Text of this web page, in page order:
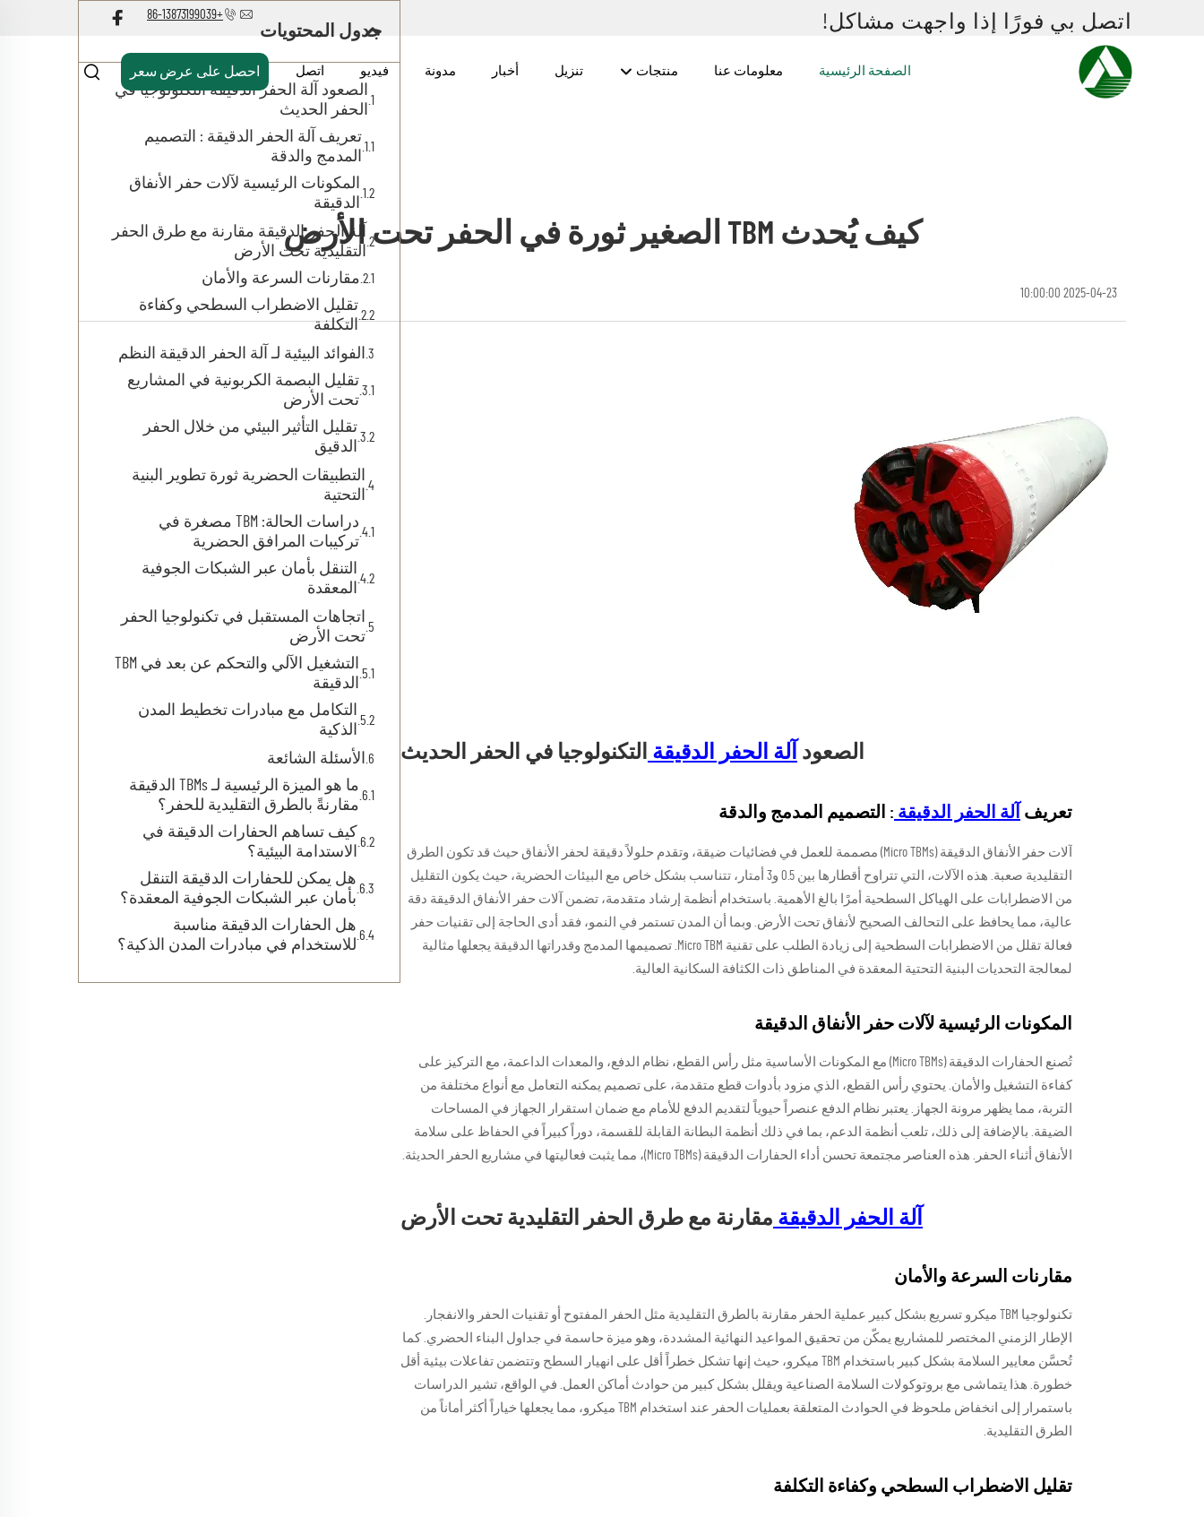
اتصل بي فورًا إذا واجهت مشاكل! +86-13873199039
الصفحة الرئيسية معلومات عنا منتجات تنزيل أخبار مدونة فيديو اتصل احصل على عرض سعر
كيف يُحدث TBM الصغير ثورة في الحفر تحت الأرض
2025-04-23 10:00:00
الصعود آلة الحفر الدقيقة التكنولوجيا في الحفر الحديث
تعريف آلة الحفر الدقيقة : التصميم المدمج والدقة
آلات حفر الأنفاق الدقيقة (Micro TBMs) مصممة للعمل في فضائيات ضيقة، وتقدم حلولاً دقيقة لحفر الأنفاق حيث قد تكون الطرق
التقليدية صعبة. هذه الآلات، التي تتراوح أقطارها بين 0.5 و3 أمتار، تتناسب بشكل خاص مع البيئات الحضرية، حيث يكون التقليل
من الاضطرابات على الهياكل السطحية أمرًا بالغ الأهمية. باستخدام أنظمة إرشاد متقدمة، تضمن آلات حفر الأنفاق الدقيقة دقة
عالية، مما يحافظ على التحالف الصحيح لأنفاق تحت الأرض. وبما أن المدن تستمر في النمو، فقد أدى الحاجة إلى تقنيات حفر
فعالة تقلل من الاضطرابات السطحية إلى زيادة الطلب على تقنية Micro TBM. تصميمها المدمج وقدراتها الدقيقة يجعلها مثالية
لمعالجة التحديات البنية التحتية المعقدة في المناطق ذات الكثافة السكانية العالية.
المكونات الرئيسية لآلات حفر الأنفاق الدقيقة
تُصنع الحفارات الدقيقة (Micro TBMs) مع المكونات الأساسية مثل رأس القطع، نظام الدفع، والمعدات الداعمة، مع التركيز على
كفاءة التشغيل والأمان. يحتوي رأس القطع، الذي مزود بأدوات قطع متقدمة، على تصميم يمكنه التعامل مع أنواع مختلفة من
التربة، مما يظهر مرونة الجهاز. يعتبر نظام الدفع عنصراً حيوياً لتقديم الدفع للأمام مع ضمان استقرار الجهاز في المساحات
الضيقة. بالإضافة إلى ذلك، تلعب أنظمة الدعم، بما في ذلك أنظمة البطانة القابلة للقسمة، دوراً كبيراً في الحفاظ على سلامة
الأنفاق أثناء الحفر. هذه العناصر مجتمعة تحسن أداء الحفارات الدقيقة (Micro TBMs)، مما يثبت فعاليتها في مشاريع الحفر الحديثة.
آلة الحفر الدقيقة مقارنة مع طرق الحفر التقليدية تحت الأرض
مقارنات السرعة والأمان
تكنولوجيا TBM ميكرو تسريع بشكل كبير عملية الحفر مقارنة بالطرق التقليدية مثل الحفر المفتوح أو تقنيات الحفر والانفجار.
الإطار الزمني المختصر للمشاريع يمكّن من تحقيق المواعيد النهائية المشددة، وهو ميزة حاسمة في جداول البناء الحضري. كما
تُحسَّن معايير السلامة بشكل كبير باستخدام TBM ميكرو، حيث إنها تشكل خطراً أقل على انهيار السطح وتتضمن تفاعلات بيئية أقل
خطورة. هذا يتماشى مع بروتوكولات السلامة الصناعية ويقلل بشكل كبير من حوادث أماكن العمل. في الواقع، تشير الدراسات
باستمرار إلى انخفاض ملحوظ في الحوادث المتعلقة بعمليات الحفر عند استخدام TBM ميكرو، مما يجعلها خياراً أكثر أماناً من
الطرق التقليدية.
تقليل الاضطراب السطحي وكفاءة التكلفة
جدول المحتويات
الصعود آلة الحفر الدقيقة التكنولوجيا في
الحفر الحديث
تعريف آلة الحفر الدقيقة : التصميم
المدمج والدقة
المكونات الرئيسية لآلات حفر الأنفاق
الدقيقة
آلة الحفر الدقيقة مقارنة مع طرق الحفر
التقليدية تحت الأرض
مقارنات السرعة والأمان
تقليل الاضطراب السطحي وكفاءة
التكلفة
الفوائد البيئية لـ آلة الحفر الدقيقة النظم
تقليل البصمة الكربونية في المشاريع
تحت الأرض
تقليل التأثير البيئي من خلال الحفر
الدقيق
التطبيقات الحضرية ثورة تطوير البنية
التحتية
دراسات الحالة: TBM مصغرة في
تركيبات المرافق الحضرية
التنقل بأمان عبر الشبكات الجوفية
المعقدة
اتجاهات المستقبل في تكنولوجيا الحفر
تحت الأرض
التشغيل الآلي والتحكم عن بعد في TBM
الدقيقة
التكامل مع مبادرات تخطيط المدن
الذكية
الأسئلة الشائعة
ما هو الميزة الرئيسية لـ TBMs الدقيقة
مقارنةً بالطرق التقليدية للحفر؟
كيف تساهم الحفارات الدقيقة في
الاستدامة البيئية؟
هل يمكن للحفارات الدقيقة التنقل
بأمان عبر الشبكات الجوفية المعقدة؟
هل الحفارات الدقيقة مناسبة
للاستخدام في مبادرات المدن الذكية؟